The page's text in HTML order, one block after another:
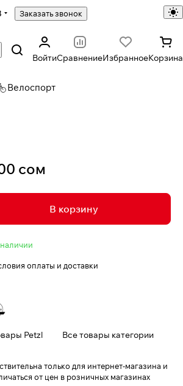
Заказать звонок
ВойтиСравнениеИзбранноеКорзина
Велоспорт
сом
В корзину
оплаты и доставки
Petzl Все товары категории
только для интернет-магазина и
от цен в розничных магазинах